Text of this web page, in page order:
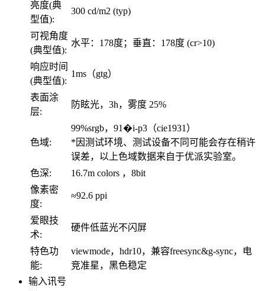
亮度(典
型值):
300 cd/m2 (typ)
可视角度
(典型值):
水平：178度；垂直：178度 (cr>10)
响应时间
(典型值):
1ms（gtg）
表面涂
层:
防眩光，3h，雾度 25%
色域:
99%srgb，91�i-p3（cie1931）
*因测试环境、测试设备不同可能会存在稍许
误差，以上色域数据来自于优派实验室。
色深:
16.7m colors ，8bit
像素密
度:
≈92.6 ppi
爱眼技
术:
硬件低蓝光不闪屏
特色功
能:
viewmode，hdr10，兼容freesync&g-sync，电
竞准星，黑色稳定
输入讯号